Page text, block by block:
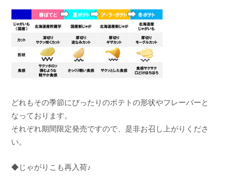
どれもその季節にぴったりのポテトの形状やフレーバーと
なっております。
それぞれ期間限定発売ですので、是非お召し上がりくださ
い。
◆じゃがりこも再入荷♪